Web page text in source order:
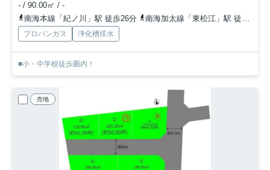
- / 90.00㎡ / -
南海本線「紀ノ川」駅 徒歩26分
南海加太線「東松江」駅 徒歩27分
プロパンガス 浄化槽排水
■小・中学校徒歩圏内！
売地